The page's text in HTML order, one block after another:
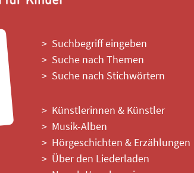
Suchbegriff eingeben
Suche nach Themen
Suche nach Stichwörtern
Künstlerinnen & Künstler
Musik-Alben
Hörgeschichten & Erzählungen
Über den Liederladen